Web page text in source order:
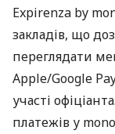
Expirenza by
закладів, що
переглядати
Apple/Google
участі
платежів у